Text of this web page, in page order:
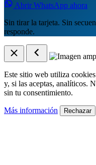
Abrir WhatsApp ahora
Sin tirar la tarjeta. Sin
responde.
Este sitio web utiliza
y, si las aceptas, analíticos.
sin tu consentimiento.
Más información Rechazar